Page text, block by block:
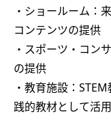
・ショールーム：
コンテンツの提供
・スポーツ・コン
の提供
・教育施設：
践的教材として活用